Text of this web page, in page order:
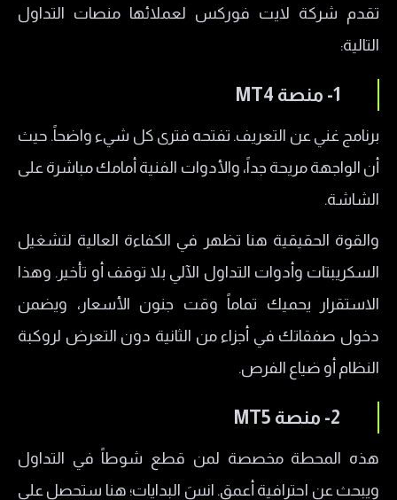
تقدم شركة لايت فوركس لعملائها منصات التداول
التالية:
1- ​منصة MT4
برنامج غني عن التعريف. تفتحه فترى كل شيء واضحاً. حيث
أن الواجهة مريحة جداً، والأدوات الفنية أمامك مباشرة على
الشاشة.
والقوة الحقيقية هنا تظهر في الكفاءة العالية لتشغيل
السكريبتات وأدوات التداول الآلي بلا توقف أو تأخير. وهذا
الاستقرار يحميك تماماً وقت جنون الأسعار، ويضمن
دخول صفقاتك في أجزاء من الثانية دون التعرض لروكبة
النظام أو ضياع الفرص.
2- ​منصة MT5
هذه المحطة مخصصة لمن قطع شوطاً في التداول
ويبحث عن احترافية أعمق. انسَ البدايات؛ هنا ستحصل على